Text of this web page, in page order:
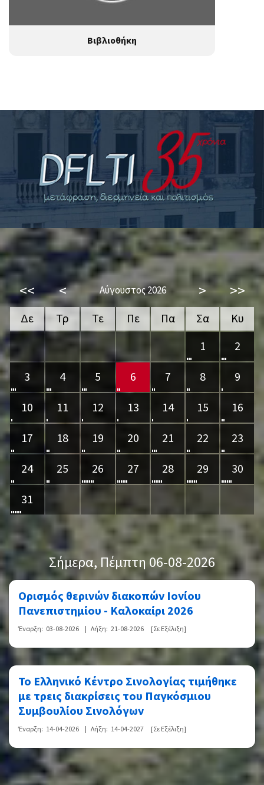
Βιβλιοθήκη
<< < Αύγουστος 2026 > >>
Δε Τρ Τε Πε Πα Σα
Κυ
1
2
3
4 5 6 7 8
9
10
11 12 13 14 15
16
17
18 19 20 21 22
23
24
25 26 27 28 29
30
31
Σήμερα, Πέμπτη 06-08-2026
Ορισμός θερινών διακοπών Ιονίου
Πανεπιστημίου - Καλοκαίρι 2026
Έναρξη: 03-08-2026 | Λήξη: 21-08-2026 [Σε Εξέλιξη]
Το Ελληνικό Κέντρο Σινολογίας τιμήθηκε
με τρεις διακρίσεις του Παγκόσμιου
Συμβουλίου Σινολόγων
Έναρξη: 14-04-2026 | Λήξη: 14-04-2027 [Σε Εξέλιξη]